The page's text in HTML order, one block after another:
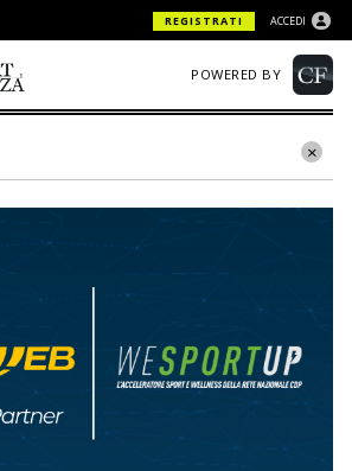
REGISTRATI ACCEDI
POWERED BY